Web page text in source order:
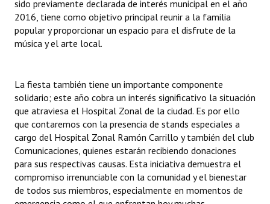
Bariloche, Municipio intercultural
Entrega de distinciones
sido previamente declarada de interés municipal en el año
2016, tiene como objetivo principal reunir a la familia
popular y proporcionar un espacio para el disfrute de la
música y el arte local.
La fiesta también tiene un importante componente
solidario; este año cobra un interés significativo la situación
que atraviesa el Hospital Zonal de la ciudad. Es por ello
que contaremos con la presencia de stands especiales a
cargo del Hospital Zonal Ramón Carrillo y también del club
Comunicaciones, quienes estarán recibiendo donaciones
para sus respectivas causas. Esta iniciativa demuestra el
compromiso irrenunciable con la comunidad y el bienestar
de todos sus miembros, especialmente en momentos de